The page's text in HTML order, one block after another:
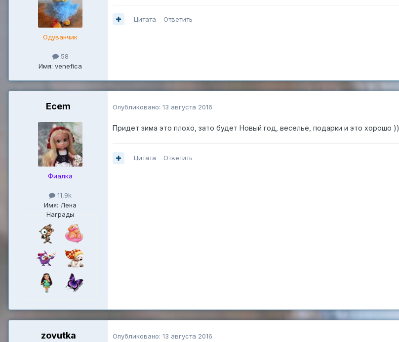
Одуванчик
58
Имя: venefica
Цитата Ответить
Ecem
Фиалка
11,9k
Имя: Лена
Награды
Опубликовано: 13 августа 2016
Придет зима это плохо, зато будет Новый год, веселье, подарки и это хорошо ))
Цитата Ответить
zovutka Опубликовано: 13 августа 2016